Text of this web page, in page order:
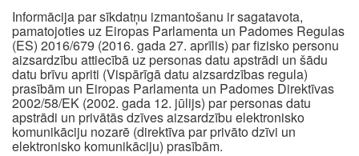
Informācija par sīkdatņu izmantošanu ir sagatavota,
pamatojoties uz Eiropas Parlamenta un Padomes Regulas
(ES) 2016/679 (2016. gada 27. aprīlis) par fizisko personu
aizsardzību attiecībā uz personas datu apstrādi un šādu
datu brīvu apriti (Vispārīgā datu aizsardzības regula)
prasībām un Eiropas Parlamenta un Padomes Direktīvas
2002/58/EK (2002. gada 12. jūlijs) par personas datu
apstrādi un privātās dzīves aizsardzību elektronisko
komunikāciju nozarē (direktīva par privāto dzīvi un
elektronisko komunikāciju) prasībām.